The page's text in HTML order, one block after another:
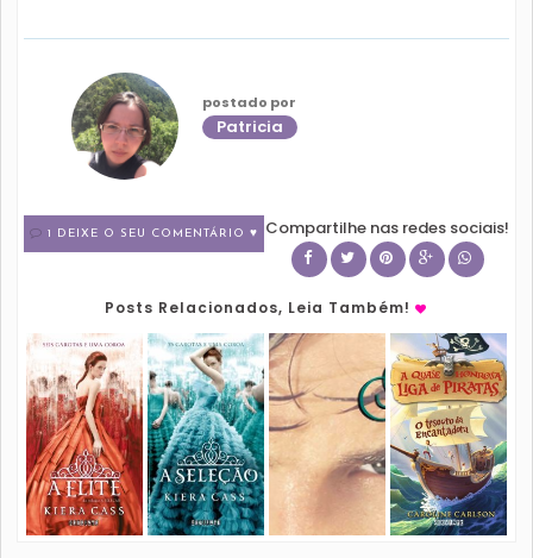
postado por
Patricia
1 DEIXE O SEU COMENTÁRIO ♥ Compartilhe nas redes sociais!
Posts Relacionados, Leia Também!